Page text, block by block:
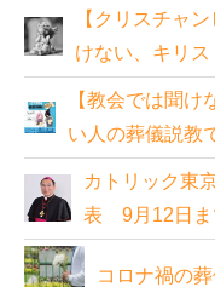
【クリスチャ
けない、キリ
【教会では聞
い人の葬儀説教
カトリック東
表 9月12日ま
コロナ禍の